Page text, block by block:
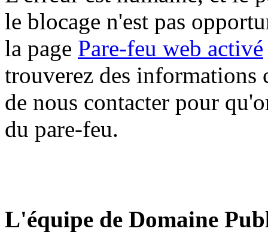
le blocage n'est pas
la page Pare-feu web activé
trouverez des informations
de nous contacter pour
du pare-feu.
L'équipe de Domaine